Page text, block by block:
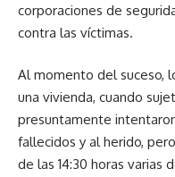
corporaciones de
contra las víctimas.
Al momento del suceso,
una vivienda, cuando
presuntamente
fallecidos y al herido,
de las 14:30 horas varias